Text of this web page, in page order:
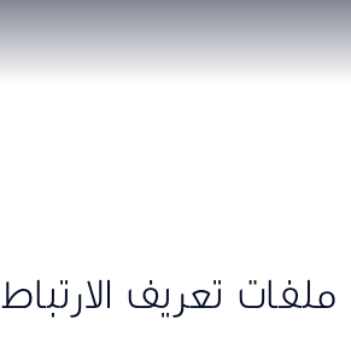
ملفات تعريف الارتباط